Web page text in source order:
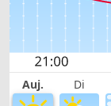
Auj. Di